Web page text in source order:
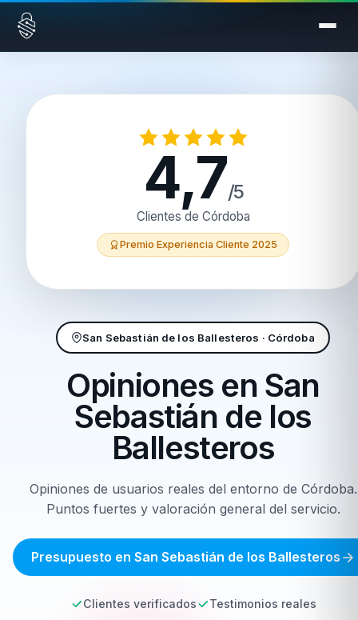
Saltar al contenido
San Sebastián de los Ballesteros · Córdoba
Opiniones en San
Sebastián de los
Ballesteros
Opiniones de usuarios reales del entorno de Córdoba.
Puntos fuertes y valoración general del servicio.
Presupuesto en San Sebastián de los Ballesteros
Clientes verificados Testimonios reales
4,7/5
Clientes de Córdoba
Premio Experiencia Cliente 2025